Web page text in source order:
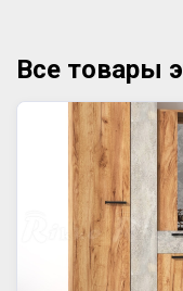
Все товары